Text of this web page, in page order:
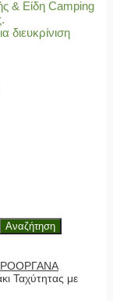
& Είδη Camping
διευκρίνιση
Αναζήτηση
Ταχύτητας με